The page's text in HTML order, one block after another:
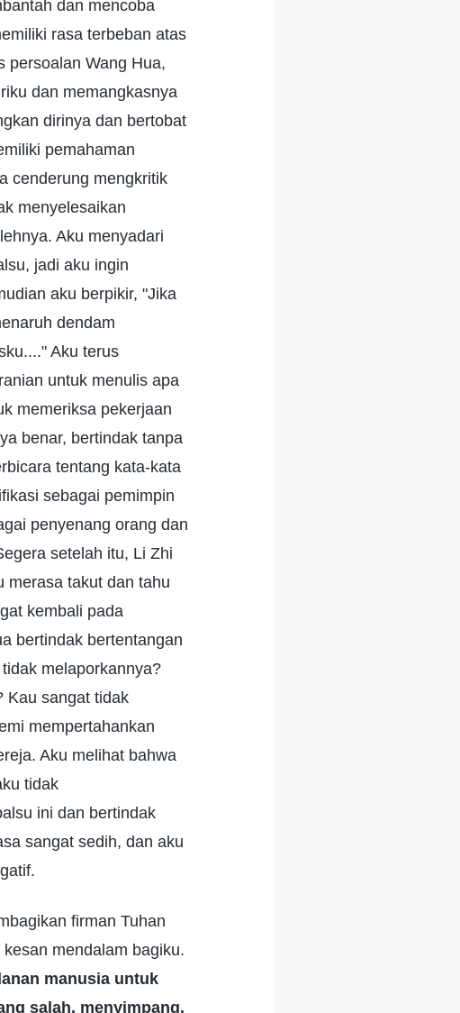
dan mencoba
rasa terbeban atas
persoalan Wang Hua,
dan memangkasnya
dirinya dan bertobat
pemahaman
cenderung mengkritik
menyelesaikan
Aku menyadari
jadi aku ingin
aku berpikir, "Jika
dendam
Aku terus
untuk menulis apa
memeriksa pekerjaan
benar, bertindak tanpa
tentang kata-kata
sebagai pemimpin
penyenang orang dan
setelah itu, Li Zhi
merasa takut dan tahu
kembali pada
bertindak bertentangan
melaporkannya?
Kau sangat tidak
mempertahankan
Aku melihat bahwa
tidak
ini dan bertindak
sangat sedih, dan aku
firman Tuhan
mendalam bagiku.
manusia untuk
salah, menyimpang,